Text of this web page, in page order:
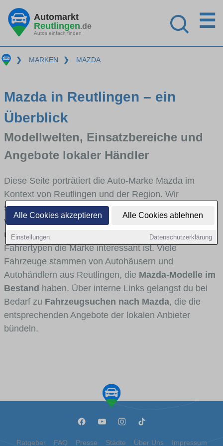
Alle Cookies akzeptieren Alle Cookies ablehnen
Einstellungen Datenschutzerklärung
Automarkt
Reutlingen.de
Autos einfach finden
☰
❯ MARKEN ❯ MAZDA
Mazda in Reutlingen – ein
Überblick
Modellwelten, Einsatzbereiche und
Angebote lokaler Händler
Diese Seite porträtiert die Auto-Marke Mazda im
Kontext von Reutlingen und der Region. Wir
skizzieren, in welchen Fahrzeugklassen Mazda stark
vertreten ist, welche Modellreihen häufig im Stadt-
und Umlandverkehr zu sehen sind und für welche
Fahrertypen die Marke interessant ist. Viele
Fahrzeuge stammen von Autohäusern und
Autohändlern aus Reutlingen, die Mazda-Modelle im
Bestand haben. Über interne Links gelangst du bei
Bedarf zu Fahrzeugsuchen nach Mazda, die die
entsprechenden Angebote der lokalen Anbieter
bündeln.
Ratgeber FAQ Presse Städte Über Uns Impressum